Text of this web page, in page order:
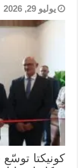
يوليو 29, 2026
كونيكتا